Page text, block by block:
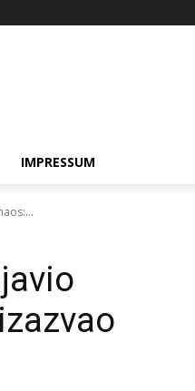
IMPRESSUM